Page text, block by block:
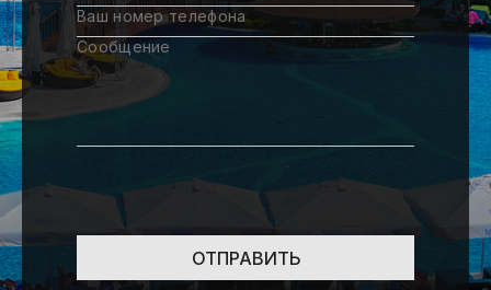
ОТПРАВИТЬ